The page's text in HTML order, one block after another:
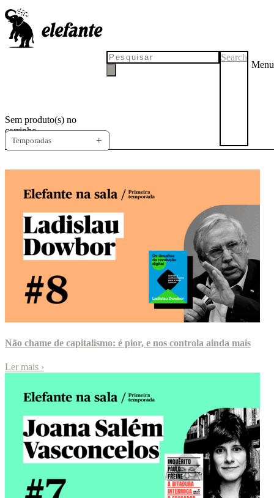
Sem produto(s) no
carrinho.
Search
Menu
Elefante na sala
Primeira temporada:
Entrevistas com autores da casa.
Temporadas
Não chame de capitalismo: é pior, e nos controla ainda mais
Ler mais ›